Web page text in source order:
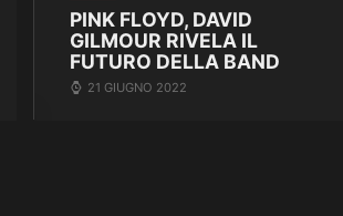
PINK FLOYD, DAVID
GILMOUR RIVELA IL
FUTURO DELLA BAND
21 GIUGNO 2022